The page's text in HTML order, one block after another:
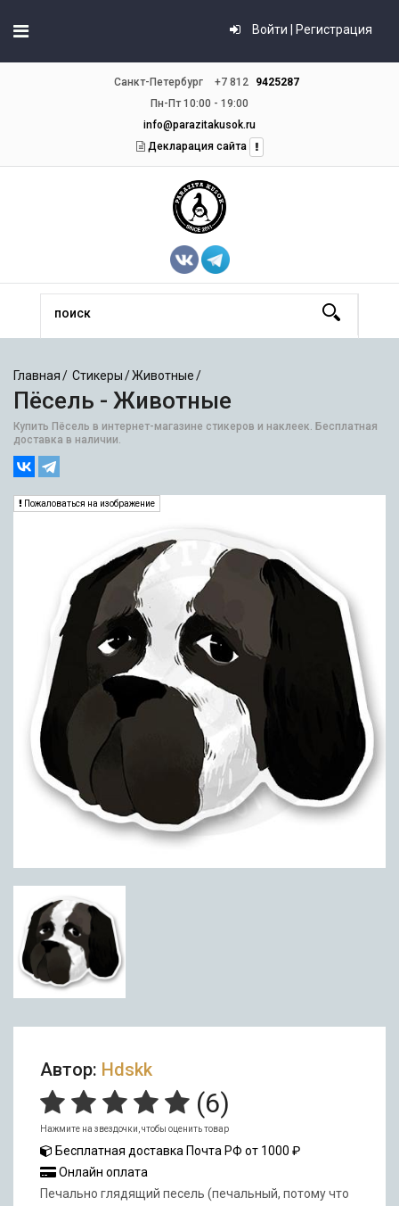
Войти | Регистрация
Санкт-Петербург +7 812
9425287
Пн-Пт 10:00 - 19:00
info@parazitakusok.ru
Декларация сайта
Главная Стикеры Животные
Пёсель - Животные
Купить Пёсель в интернет-магазине стикеров и наклеек. Бесплатная
доставка в наличии.
Пожаловаться на изображение
Автор: Hdskk
(6)
Нажмите на звездочки, чтобы оценить товар
Бесплатная доставка Почта РФ от 1000 ₽
Онлайн оплата
Печально глядящий песель (печальный, потому что